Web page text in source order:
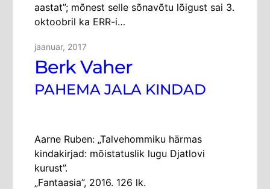
aastat”; mõnest selle sõnavõtu lõigust sai 3.
oktoobril ka ERR-i…
jaanuar, 2017
Berk Vaher
PAHEMA JALA KINDAD
Aarne Ruben: „Talvehommiku härmas
kindakirjad: mõistatuslik lugu Djatlovi
kurust”.
„Fantaasia”, 2016. 126 lk.